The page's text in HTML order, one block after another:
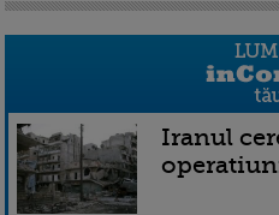
Iranul